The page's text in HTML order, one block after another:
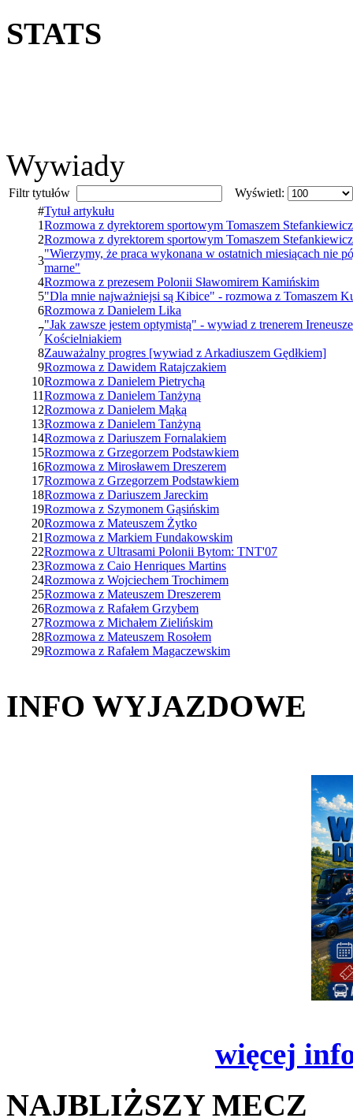
STATS
Wywiady
Filtr tytułów
Wyświetl:
#Tytuł artykułu
1Rozmowa z dyrektorem sportowym Tomaszem
2Rozmowa z dyrektorem sportowym Tomaszem
3
"Wierzymy, że praca wykonana w ostatnich miesiącach nie
marne"
4Rozmowa z prezesem Polonii Sławomirem Kamińskim
5"Dla mnie najważniejsi są Kibice" - rozmowa z Tomaszem
6Rozmowa z Danielem Lika
7
"Jak zawsze jestem optymistą" - wywiad z trenerem
Kościelniakiem
8Zauważalny progres [wywiad z Arkadiuszem Gędłkiem]
9Rozmowa z Dawidem Ratajczakiem
10Rozmowa z Danielem Pietrychą
11Rozmowa z Danielem Tanżyną
12Rozmowa z Danielem Mąką
13Rozmowa z Danielem Tanżyną
14Rozmowa z Dariuszem Fornalakiem
15Rozmowa z Grzegorzem Podstawkiem
16Rozmowa z Mirosławem Dreszerem
17Rozmowa z Grzegorzem Podstawkiem
18Rozmowa z Dariuszem Jareckim
19Rozmowa z Szymonem Gąsińskim
20Rozmowa z Mateuszem Żytko
21Rozmowa z Markiem Fundakowskim
22Rozmowa z Ultrasami Polonii Bytom: TNT'07
23Rozmowa z Caio Henriques Martins
24Rozmowa z Wojciechem Trochimem
25Rozmowa z Mateuszem Dreszerem
26Rozmowa z Rafałem Grzybem
27Rozmowa z Michałem Zielińskim
28Rozmowa z Mateuszem Rosołem
29Rozmowa z Rafałem Magaczewskim
INFO WYJAZDOWE
więcej
NAJBLIŻSZY MECZ